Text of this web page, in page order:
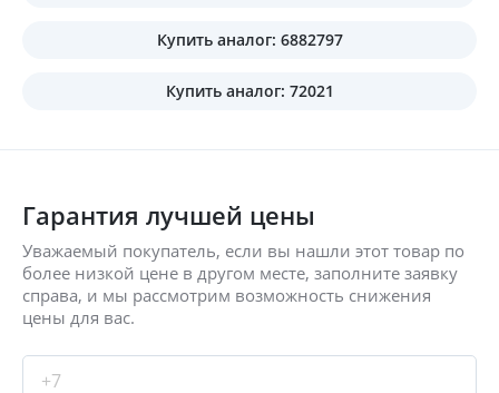
Купить аналог: 6882797
Купить аналог: 72021
Гарантия лучшей цены
Уважаемый покупатель, если вы нашли этот товар по
более низкой цене в другом месте, заполните заявку
справа, и мы рассмотрим возможность снижения
цены для вас.